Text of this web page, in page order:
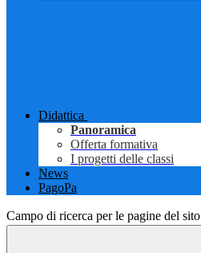
Didattica
Panoramica
Offerta formativa
I progetti delle classi
News
PagoPa
Campo di ricerca per le pagine del sito